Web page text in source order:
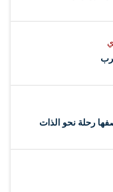
رحلة نحو الذات